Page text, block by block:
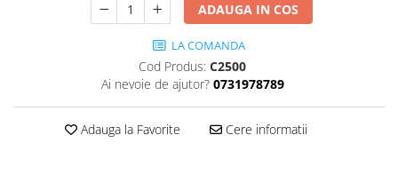
ADAUGA IN COS
LA COMANDA
Cod Produs: C2500
Ai nevoie de ajutor? 0731978789
Adauga la Favorite Cere informatii